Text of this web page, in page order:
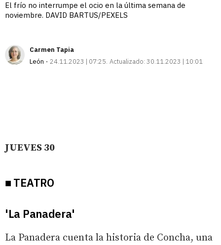
El frío no interrumpe el ocio en la última semana de
noviembre. DAVID BARTUS/PEXELS
Carmen Tapia
León
24.11.2023 | 07:25 Actualizado: 30.11.2023 | 10:01
JUEVES 30
■ TEATRO
'La Panadera'
La Panadera cuenta la historia de Concha, una